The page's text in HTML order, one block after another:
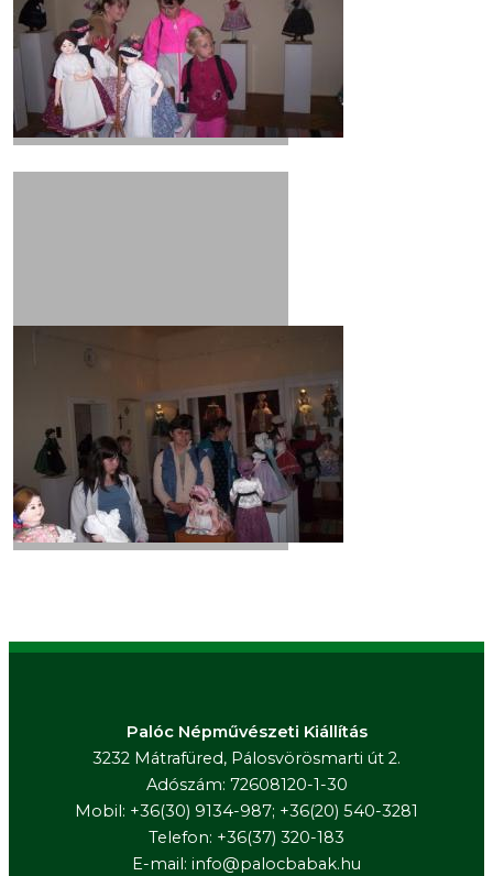
Palóc Népművészeti Kiállítás
3232 Mátrafüred, Pálosvörösmarti út 2.
Adószám: 72608120-1-30
Mobil: +36(30) 9134-987; +36(20) 540-3281
Telefon: +36(37) 320-183
E-mail: info@palocbabak.hu